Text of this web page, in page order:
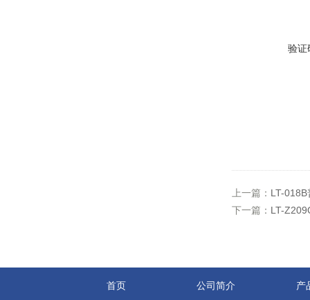
验证
上一篇： LT-
下一篇： LT-
首页 公司简介 产